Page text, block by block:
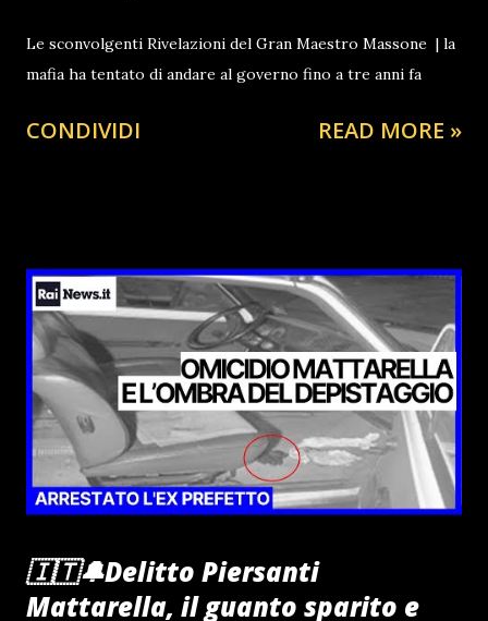
Le sconvolgenti Rivelazioni del Gran Maestro Massone | la
mafia ha tentato di andare al governo fino a tre anni fa
CONDIVIDI READ MORE »
🇮🇹🔔Delitto Piersanti
Mattarella, il guanto sparito e